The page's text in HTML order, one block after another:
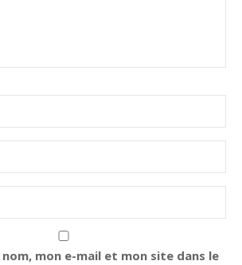
mon e-mail et mon site dans le